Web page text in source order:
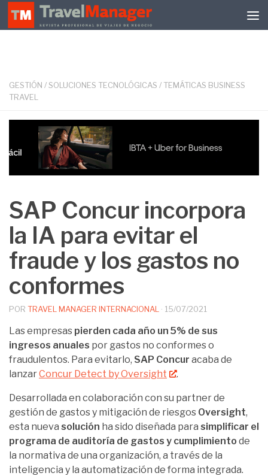
Debajo del contenido
GESTIÓN /SOLUCIONES TECNOLÓGICAS / TEMÁTICAS BUSINESS
TRAVEL
SAP Concur incorpora
la IA para evitar el
fraude y los gastos no
conformes
POR TRAVEL MANAGER INTERNACIONAL · 15/07/2021
Las empresas pierden cada año un 5% de sus
ingresos anuales por gastos no conformes o
fraudulentos. Para evitarlo, SAP Concur acaba de
lanzarConcur Detect by Oversight .
Desarrollada en colaboración con su partner de
gestión de gastos y mitigación de riesgos Oversight,
esta nueva solución ha sido diseñada para simplificar el
programa de auditoría de gastos y cumplimiento de
la normativa de una organización, a través de la
inteligencia y la automatización de forma integrada.